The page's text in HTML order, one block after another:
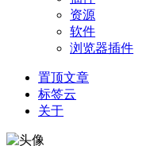
资源
软件
浏览器插件
置顶文章
标签云
关于